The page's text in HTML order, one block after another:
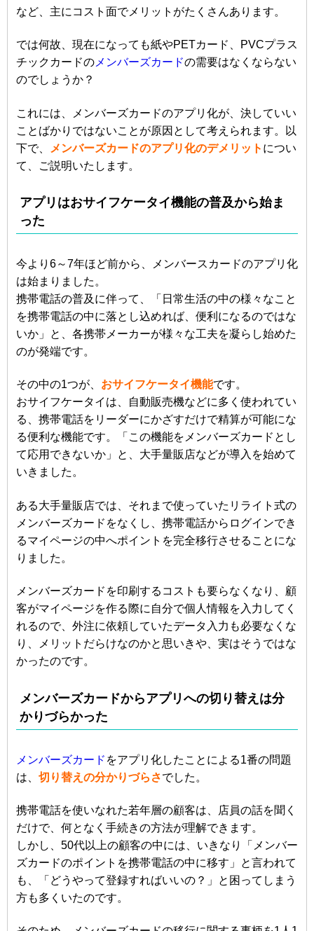
など、主にコスト面でメリットがたくさんあります。
では何故、現在になっても紙やPETカード、PVCプラス
チックカードのメンバーズカードの需要はなくならない
のでしょうか？
これには、メンバーズカードのアプリ化が、決していい
ことばかりではないことが原因として考えられます。以
下で、
メンバーズカードのアプリ化のデメリット につい
て、ご説明いたします。
アプリはおサイフケータイ機能の普及から始ま
った
今より6～7年ほど前から、メンバースカードのアプリ化
は始まりました。
携帯電話の普及に伴って、「日常生活の中の様々なこと
を携帯電話の中に落とし込めれば、便利になるのではな
いか」と、各携帯メーカーが様々な工夫を凝らし始めた
のが発端です。
その中の1つが、 おサイフケータイ機能です。
おサイフケータイは、自動販売機などに多く使われてい
る、携帯電話をリーダーにかざすだけで精算が可能にな
る便利な機能です。「この機能をメンバーズカードとし
て応用できないか」と、大手量販店などが導入を始めて
いきました。
ある大手量販店では、それまで使っていたリライト式の
メンバーズカードをなくし、携帯電話からログインでき
るマイページの中へポイントを完全移行させることにな
りました。
メンバーズカードを印刷するコストも要らなくなり、顧
客がマイページを作る際に自分で個人情報を入力してく
れるので、外注に依頼していたデータ入力も必要なくな
り、メリットだらけなのかと思いきや、実はそうではな
かったのです。
メンバーズカードからアプリへの切り替えは分
かりづらかった
メンバーズカード をアプリ化したことによる1番の問題
は、 切り替えの分かりづらさでした。
携帯電話を使いなれた若年層の顧客は、店員の話を聞く
だけで、何となく手続きの方法が理解できます。
しかし、50代以上の顧客の中には、いきなり「メンバー
ズカードのポイントを携帯電話の中に移す」と言われて
も、「どうやって登録すればいいの？」と困ってしまう
方も多くいたのです。